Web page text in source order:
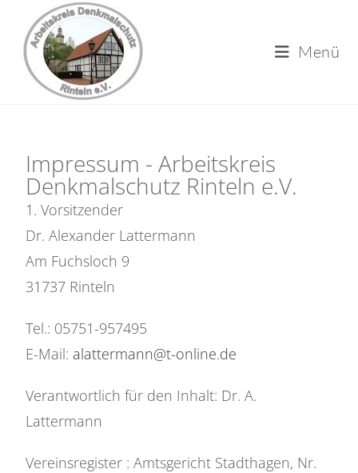
Menü
Impressum - Arbeitskreis
Denkmalschutz Rinteln e.V.
1. Vorsitzender
Dr. Alexander Lattermann
Am Fuchsloch 9
31737 Rinteln
Tel.: 05751-957495
E-Mail:alattermann@t-online.de
Verantwortlich für den Inhalt: Dr. A.
Lattermann
Vereinsregister : Amtsgericht Stadthagen, Nr.